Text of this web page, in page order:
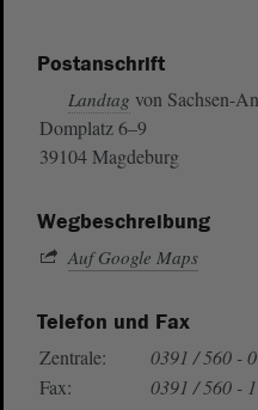
Postanschrift
Landtag von Sachsen-
Domplatz 6–9
39104 Magdeburg
Wegbeschreibung
Auf Google Maps
Telefon und Fax
Zentrale:
0391 / 560 - 0
Fax:
0391 / 560 -